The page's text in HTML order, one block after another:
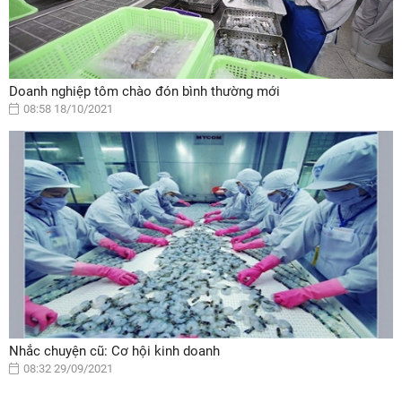
Doanh nghiệp tôm chào đón bình thường mới
08:58 18/10/2021
Nhắc chuyện cũ: Cơ hội kinh doanh
08:32 29/09/2021